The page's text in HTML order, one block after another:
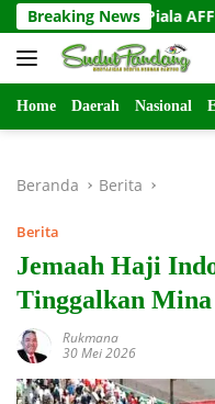
Langsung
ke
konten
Breaking News
di Piala AFF 2026 Usai
Home Daerah Nasional
Beranda Berita
Berita
Jemaah Haji
Tinggalkan
Rukmana
30 Mei 2026